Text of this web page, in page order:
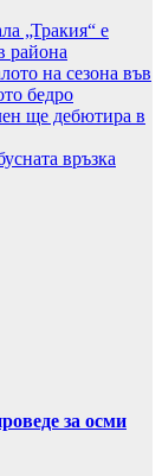
„Тракия“ е
района
на сезона във
бедро
ще дебютира в
връзка
за осми